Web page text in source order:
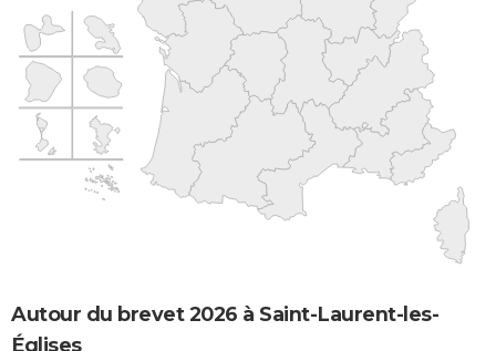
Autour du brevet 2026 à Saint-Laurent-les-
Églises